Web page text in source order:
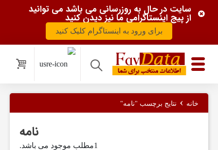
سایت در حال به روزرسانی می باشد می توانید
از پیج اینستاگرامی ما نیز دیدن کنید
برای ورود به اینستاگرام کلیک کنید
خانه › نتایج برچسب "نامه"
نامه
1مطلب موجود می باشد.